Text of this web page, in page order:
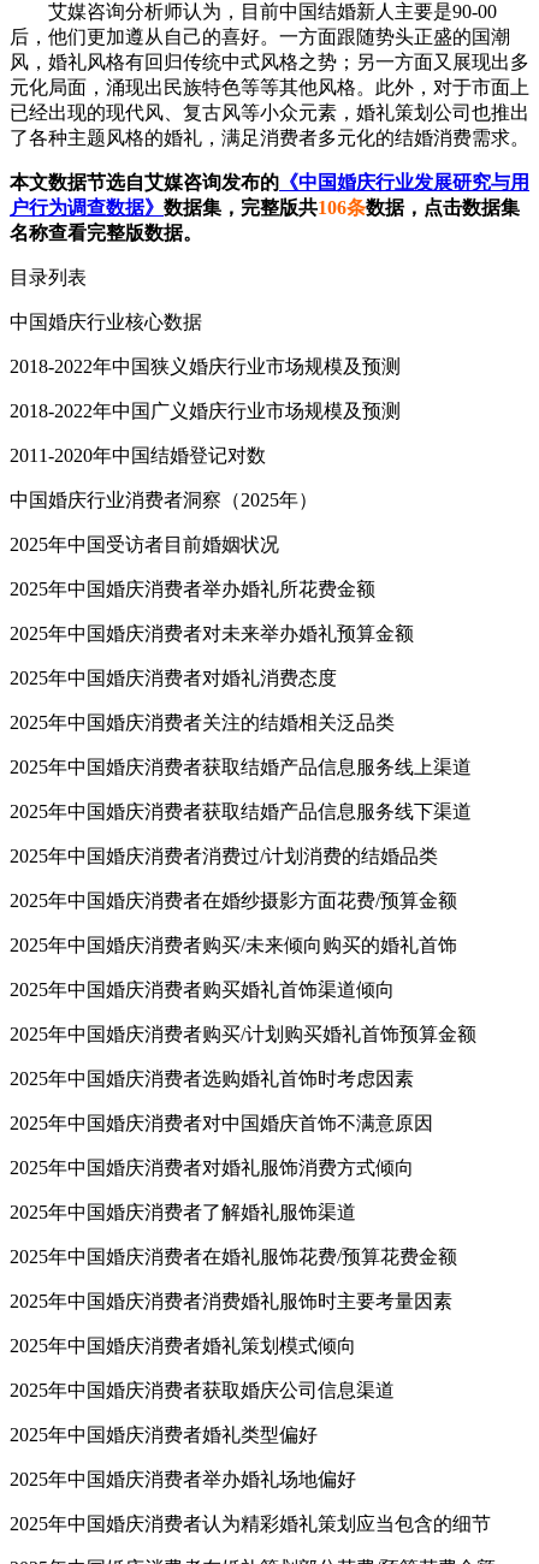
艾媒咨询分析师认为，目前中国结婚新人主要是90-00
后，他们更加遵从自己的喜好。一方面跟随势头正盛的国潮
风，婚礼风格有回归传统中式风格之势；另一方面又展现出多
元化局面，涌现出民族特色等等其他风格。此外，对于市面上
已经出现的现代风、复古风等小众元素，婚礼策划公司也推出
了各种主题风格的婚礼，满足消费者多元化的结婚消费需求。
本文数据节选自艾媒咨询发布的 《中国婚庆行业发展研究与用
户行为调查数据》 数据集，完整版共106条数据，点击数据集
名称查看完整版数据。
目录列表
中国婚庆行业核心数据
2018-2022年中国狭义婚庆行业市场规模及预测
2018-2022年中国广义婚庆行业市场规模及预测
2011-2020年中国结婚登记对数
中国婚庆行业消费者洞察（2025年）
2025年中国受访者目前婚姻状况
2025年中国婚庆消费者举办婚礼所花费金额
2025年中国婚庆消费者对未来举办婚礼预算金额
2025年中国婚庆消费者对婚礼消费态度
2025年中国婚庆消费者关注的结婚相关泛品类
2025年中国婚庆消费者获取结婚产品信息服务线上渠道
2025年中国婚庆消费者获取结婚产品信息服务线下渠道
2025年中国婚庆消费者消费过/计划消费的结婚品类
2025年中国婚庆消费者在婚纱摄影方面花费/预算金额
2025年中国婚庆消费者购买/未来倾向购买的婚礼首饰
2025年中国婚庆消费者购买婚礼首饰渠道倾向
2025年中国婚庆消费者购买/计划购买婚礼首饰预算金额
2025年中国婚庆消费者选购婚礼首饰时考虑因素
2025年中国婚庆消费者对中国婚庆首饰不满意原因
2025年中国婚庆消费者对婚礼服饰消费方式倾向
2025年中国婚庆消费者了解婚礼服饰渠道
2025年中国婚庆消费者在婚礼服饰花费/预算花费金额
2025年中国婚庆消费者消费婚礼服饰时主要考量因素
2025年中国婚庆消费者婚礼策划模式倾向
2025年中国婚庆消费者获取婚庆公司信息渠道
2025年中国婚庆消费者婚礼类型偏好
2025年中国婚庆消费者举办婚礼场地偏好
2025年中国婚庆消费者认为精彩婚礼策划应当包含的细节